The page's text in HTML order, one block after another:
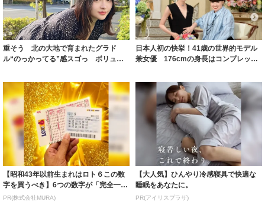
重そう 北の大地で育まれたグラド
ル“のっかってる”感スゴっ ボリュー
日本人初の快挙！41歳の世界的モデル
兼女優 176cmの身長はコンプレック
【昭和43年以前生まれはロト６この数
字を買うべき】6つの数字が「完全一
致」する方...
PR(株式会社MURA)
【大人気】ひんやり冷感寝具で快適な
睡眠をあなたに。
PR(アイリスプラザ)